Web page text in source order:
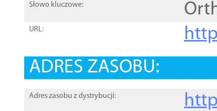
Słowo kluczowe:
URL:
ADRES ZASOBU:
Adres zasobu z dystrybucji: